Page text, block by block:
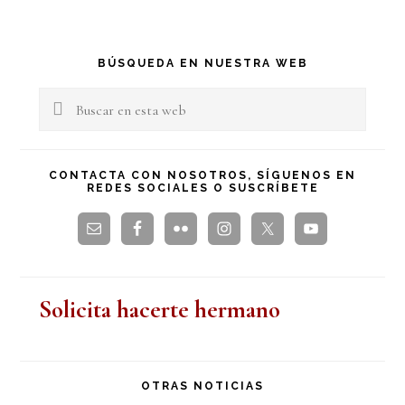
Barra
lateral
BÚSQUEDA EN NUESTRA WEB
Buscar
esta
CONTACTA CON NOSOTROS, SÍGUENOS EN
REDES SOCIALES O SUSCRÍBETE
Solicita hacerte hermano
OTRAS NOTICIAS